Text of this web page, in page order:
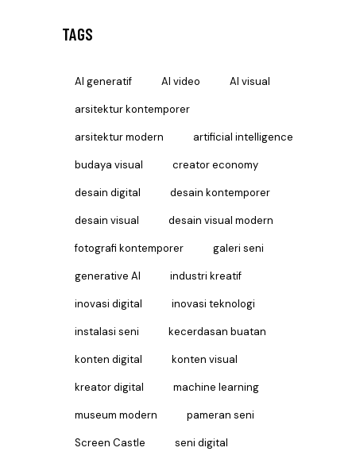
TAGS
AI generatif AI video AI visual
arsitektur kontemporer
arsitektur modern artificial intelligence
budaya visual creator economy
desain digital desain kontemporer
desain visual desain visual modern
fotografi kontemporer galeri seni
generative AI industri kreatif
inovasi digital inovasi teknologi
instalasi seni kecerdasan buatan
konten digital konten visual
kreator digital machine learning
museum modern pameran seni
Screen Castle seni digital